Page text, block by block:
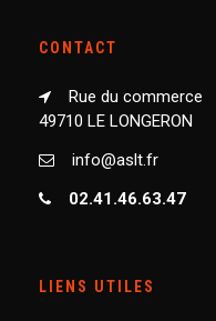
CONTACT
Rue du commerce
49710 LE LONGERON
info@aslt.fr
02.41.46.63.47
LIENS UTILES